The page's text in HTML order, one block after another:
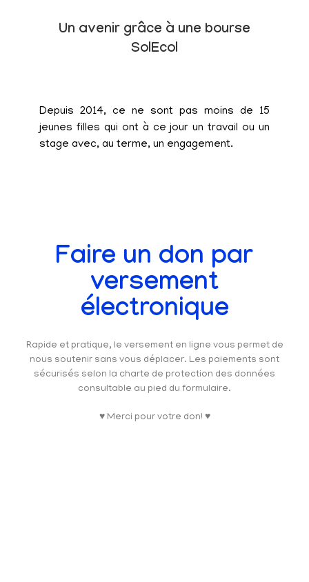
Un avenir grâce à une bourse
SolEcol
Depuis 2014, ce ne sont pas moins de 15
jeunes filles qui ont à ce jour un travail ou un
stage avec, au terme, un engagement.
Faire un don par
versement
électronique
Rapide et pratique, le versement en ligne vous permet de
nous soutenir sans vous déplacer. Les paiements sont
sécurisés selon la charte de protection des données
consultable au pied du formulaire.
♥ Merci pour votre don! ♥